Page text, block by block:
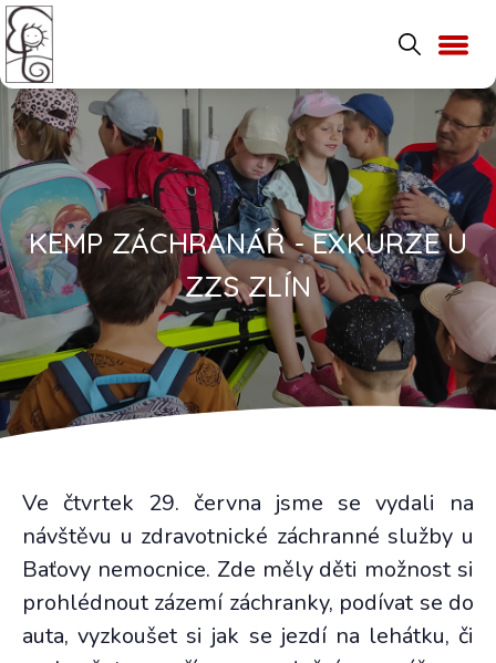
KEMP ZÁCHRANÁŘ - EXKURZE U
ZZS ZLÍN
Ve čtvrtek 29. června jsme se vydali na
návštěvu u zdravotnické záchranné služby u
Baťovy nemocnice. Zde měly děti možnost si
prohlédnout zázemí záchranky, podívat se do
auta, vyzkoušet si jak se jezdí na lehátku, či